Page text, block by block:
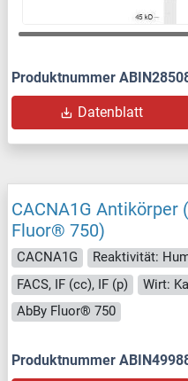
Produktnummer
Datenblatt
CACNA1G Antikörper
Fluor® 750)
CACNA1G
Reaktivität:
FACS, IF (cc), IF (p)
Wirt:
AbBy Fluor® 750
Produktnummer